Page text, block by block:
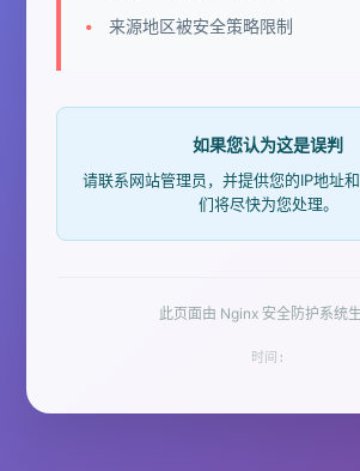
来源地区被安全策略限制
如果您认为这是误判
请联系网站管理员，并提供您的IP地址
们将尽快为您处理。
此页面由 Nginx 安全防护系统
时间: